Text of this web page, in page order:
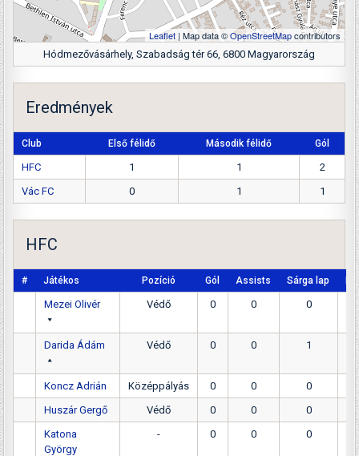
Leaflet | Map data ©OpenStreetMapcontributors
Hódmezővásárhely, Szabadság tér 66, 6800 Magyarország
Eredmények
Club Első félidő Második félidő Gól
HFC 1 1
2
Vác FC
0 1 1
HFC
# Játékos Pozíció Gól Assists Sárga lap
Mezei Olivér Védő 0 0 0
Darida Ádám Védő 0 0 1
Koncz Adrián Középpályás 0 0
0
Huszár Gergő
Védő 0 0
0
Katona
György
- 0 0 0